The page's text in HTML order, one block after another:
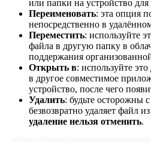
или папки на устройство
Переименовать: эта опция
непосредственно в
Переместить: используйте
файла в другую папку в
поддержания
Открыть в: используйте
в другое совместимое
устройство, после чего
Удалить: будьте осторожны
безвозвратно удаляет файл
удаление нельзя отменить.